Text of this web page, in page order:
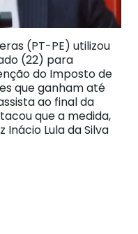
(PT-PE) utilizou
(22) para
do Imposto de
que ganham até
ao final da
que a medida,
Lula da Silva